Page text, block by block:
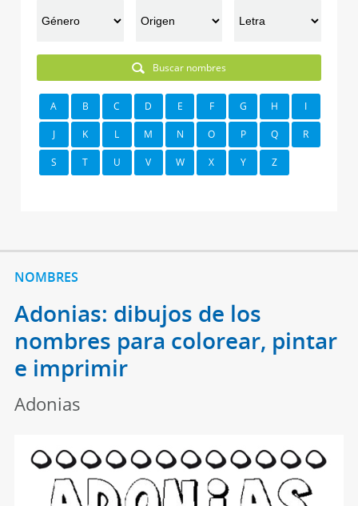
Buscar nombres
A B C D E F G H I
J K L M N O P Q R
S T U V W X Y Z
NOMBRES
Adonias: dibujos de los
nombres para colorear, pintar
e imprimir
Adonias